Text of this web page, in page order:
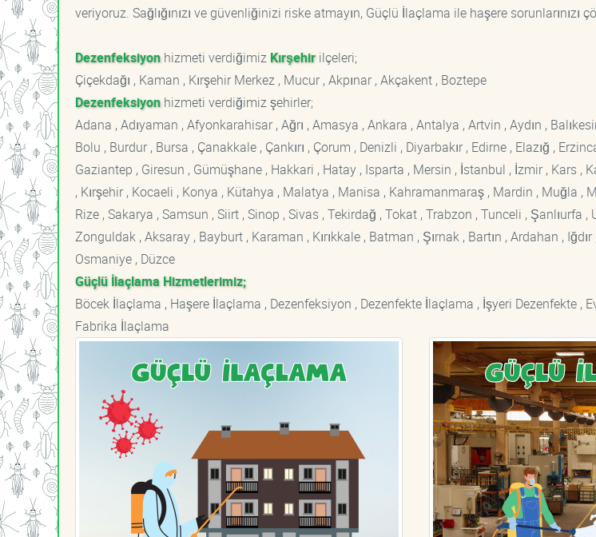
veriyoruz. Sağlığınızı ve güvenliğinizi riske atmayın, Güçlü İlaçlama ile haşere sorunlarınızı
Dezenfeksiyonhizmeti verdiğimiz Kırşehir ilçeleri;
Çiçekdağı , Kaman , Kırşehir Merkez , Mucur , Akpınar , Akçakent , Boztepe
Dezenfeksiyonhizmeti verdiğimiz şehirler;
Adana , Adıyaman , Afyonkarahisar , Ağrı , Amasya , Ankara , Antalya , Artvin , Aydın ,
Bolu , Burdur , Bursa , Çanakkale , Çankırı , Çorum , Denizli , Diyarbakır , Edirne , Elazığ ,
Gaziantep , Giresun , Gümüşhane , Hakkari , Hatay , Isparta , Mersin , İstanbul , İzmir , Kars ,
, Kırşehir , Kocaeli , Konya , Kütahya , Malatya , Manisa , Kahramanmaraş , Mardin , Muğla ,
Rize , Sakarya , Samsun , Siirt , Sinop , Sivas , Tekirdağ , Tokat , Trabzon , Tunceli , Şanlıurfa ,
Zonguldak , Aksaray , Bayburt , Karaman , Kırıkkale , Batman , Şırnak , Bartın , Ardahan ,
Osmaniye , Düzce
Güçlü İlaçlama Hizmetlerimiz;
Böcek İlaçlama , Haşere İlaçlama , Dezenfeksiyon , Dezenfekte İlaçlama , İşyeri Dezenfekte ,
Fabrika İlaçlama